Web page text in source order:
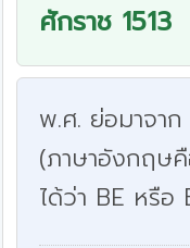
ศักราช 1513
พ.ศ. ย่อมาจา
(ภาษาอังกฤษ
ได้ว่า BE หรือ